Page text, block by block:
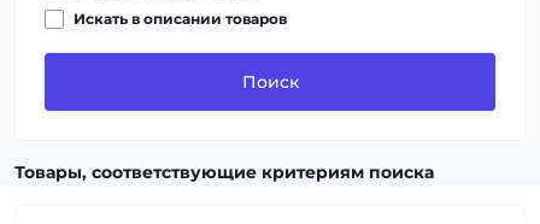
Искать в описании товаров
Поиск
Товары, соответствующие критериям поиска